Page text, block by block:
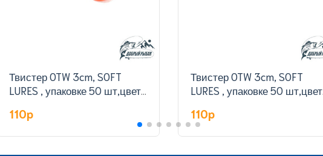
Твистер OTW 3cm, SOFT
LURES , упаковке 50 шт,цвет
110p
Твистер OTW 3cm, SOFT
LURES , упаковке 50 шт,цвет
110p